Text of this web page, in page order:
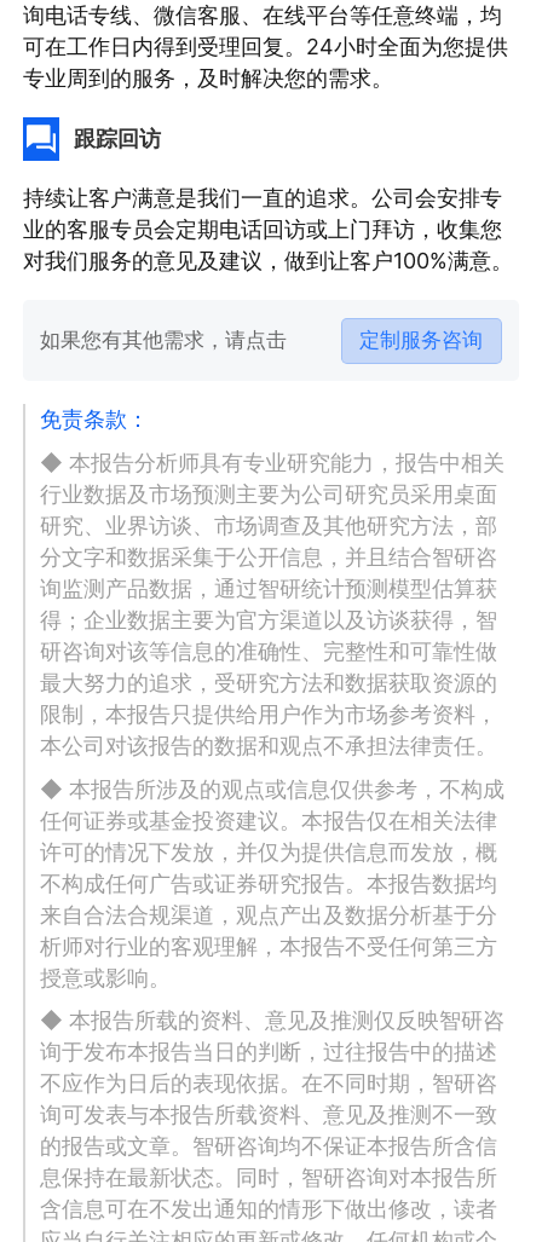
询电话专线、微信客服、在线平台等任意终端，均
可在工作日内得到受理回复。24小时全面为您提供
专业周到的服务，及时解决您的需求。
跟踪回访
持续让客户满意是我们一直的追求。公司会安排专
业的客服专员会定期电话回访或上门拜访，收集您
对我们服务的意见及建议，做到让客户100%满意。
如果您有其他需求，请点击 定制服务咨询
免责条款：
◆ 本报告分析师具有专业研究能力，报告中相关
行业数据及市场预测主要为公司研究员采用桌面
研究、业界访谈、市场调查及其他研究方法，部
分文字和数据采集于公开信息，并且结合智研咨
询监测产品数据，通过智研统计预测模型估算获
得；企业数据主要为官方渠道以及访谈获得，智
研咨询对该等信息的准确性、完整性和可靠性做
最大努力的追求，受研究方法和数据获取资源的
限制，本报告只提供给用户作为市场参考资料，
本公司对该报告的数据和观点不承担法律责任。
◆ 本报告所涉及的观点或信息仅供参考，不构成
任何证券或基金投资建议。本报告仅在相关法律
许可的情况下发放，并仅为提供信息而发放，概
不构成任何广告或证券研究报告。本报告数据均
来自合法合规渠道，观点产出及数据分析基于分
析师对行业的客观理解，本报告不受任何第三方
授意或影响。
◆ 本报告所载的资料、意见及推测仅反映智研咨
询于发布本报告当日的判断，过往报告中的描述
不应作为日后的表现依据。在不同时期，智研咨
询可发表与本报告所载资料、意见及推测不一致
的报告或文章。智研咨询均不保证本报告所含信
息保持在最新状态。同时，智研咨询对本报告所
含信息可在不发出通知的情形下做出修改，读者